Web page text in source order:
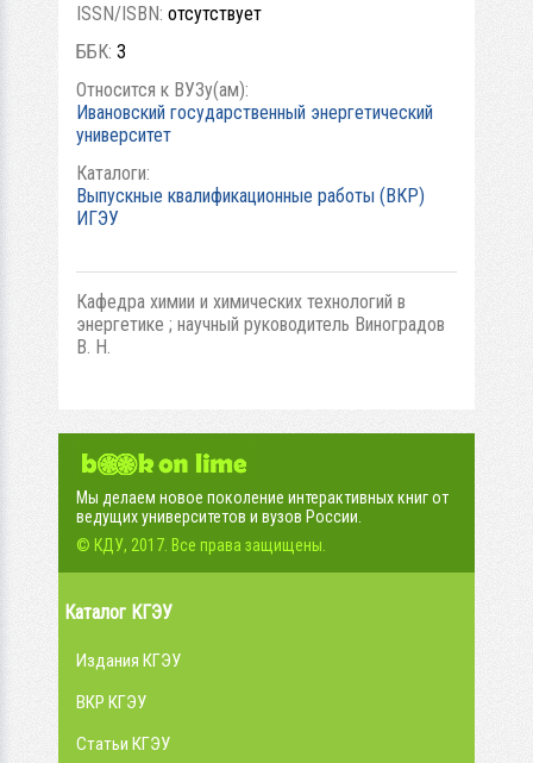
ISSN/ISBN: отсутствует
ББК: 3
Относится к ВУЗу(ам):
Ивановский государственный энергетический
университет
Каталоги:
Выпускные квалификационные работы (ВКР)
ИГЭУ
Кафедра химии и химических технологий в
энергетике ; научный руководитель Виноградов
В. Н.
Мы делаем новое поколение интерактивных книг от
ведущих университетов и вузов России.
© КДУ, 2017. Все права защищены.
Каталог КГЭУ
Издания КГЭУ
ВКР КГЭУ
Статьи КГЭУ